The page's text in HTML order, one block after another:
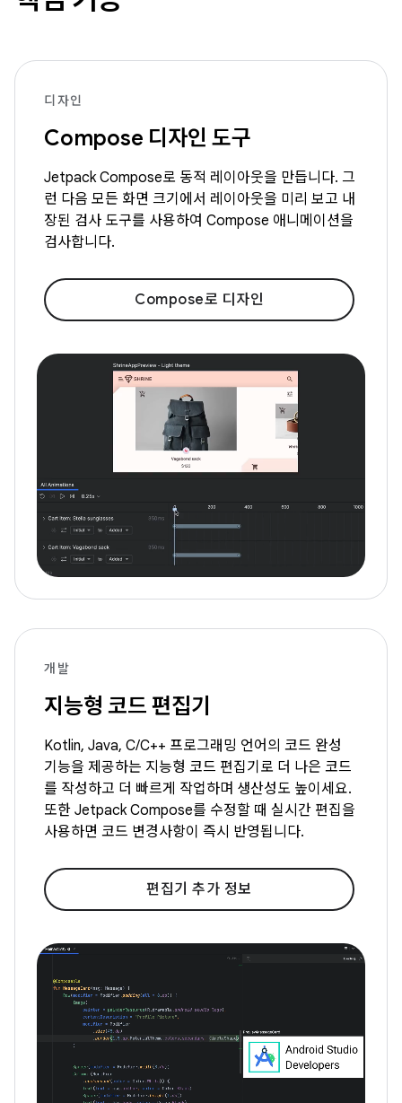
디자인
Compose 디자인 도구
Jetpack Compose로 동적 레이아웃을 만듭니다. 그
런 다음 모든 화면 크기에서 레이아웃을 미리 보고 내
장된 검사 도구를 사용하여 Compose 애니메이션을
검사합니다.
Compose로 디자인
개발
지능형 코드 편집기
Kotlin, Java, C/C++ 프로그래밍 언어의 코드 완성
기능을 제공하는 지능형 코드 편집기로 더 나은 코드
를 작성하고 더 빠르게 작업하며 생산성도 높이세요.
또한 Jetpack Compose를 수정할 때 실시간 편집을
사용하면 코드 변경사항이 즉시 반영됩니다.
편집기 추가 정보